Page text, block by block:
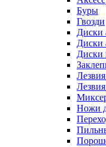
Буры
Гвозди
Диски
Диски
Диски
Ножи